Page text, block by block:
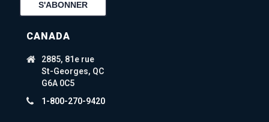
CANADA
2885, 81e rue
St-Georges, QC
G6A 0C5
1-800-270-9420